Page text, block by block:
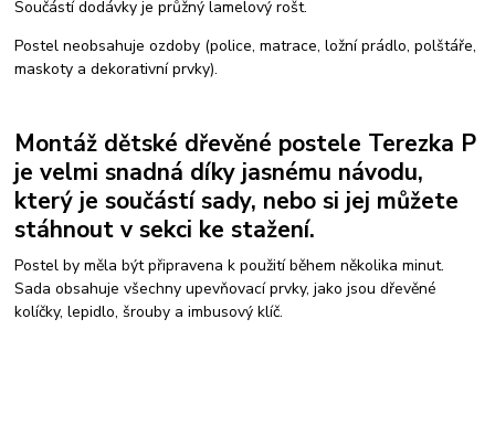
Součástí dodávky je průžný lamelový rošt.
Postel neobsahuje ozdoby (police, matrace, ložní prádlo, polštáře,
maskoty a dekorativní prvky).
Montáž dětské dřevěné postele Terezka P
je velmi snadná díky jasnému návodu,
který je součástí sady, nebo si jej můžete
stáhnout v sekci ke stažení.
Postel by měla být připravena k použití během několika minut.
Sada obsahuje všechny upevňovací prvky, jako jsou dřevěné
kolíčky, lepidlo, šrouby a imbusový klíč.